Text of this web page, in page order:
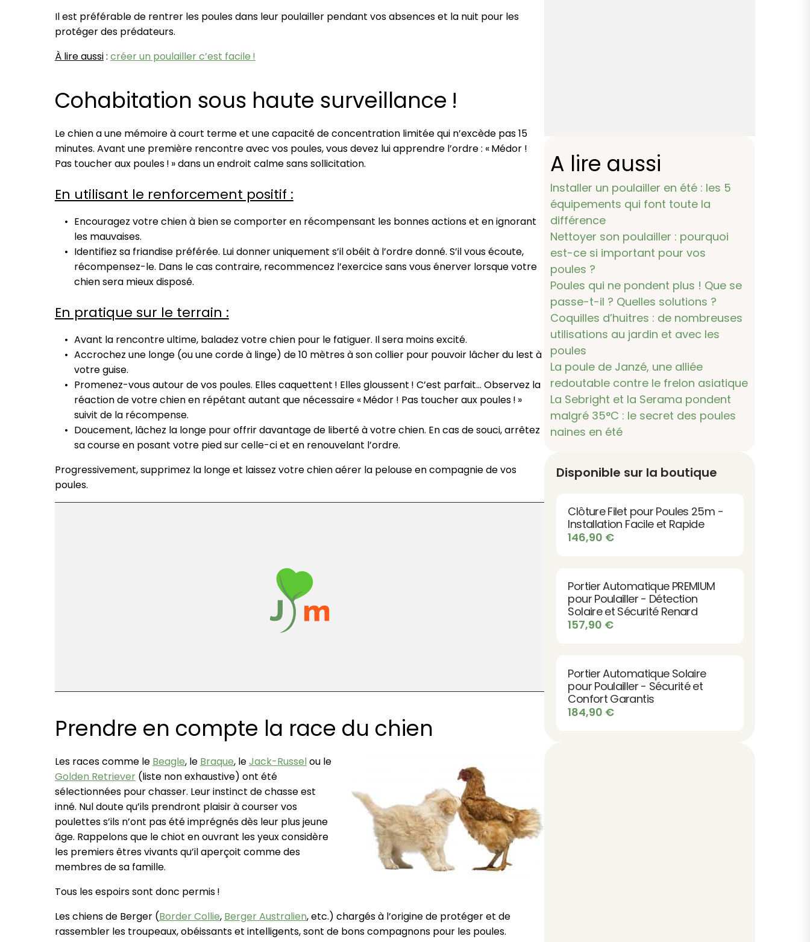
Il est préférable de rentrer les poules dans leur poulailler pendant vos absences et la nuit pour les
protéger des prédateurs.
À lire aussi: créer un poulailler c’est facile !
Cohabitation sous haute surveillance !
Le chien a une mémoire à court terme et une capacité de concentration limitée qui n’excède pas 15
minutes. Avant une première rencontre avec vos poules, vous devez lui apprendre l’ordre : « Médor !
Pas toucher aux poules ! » dans un endroit calme sans sollicitation.
En utilisant le renforcement positif :
Encouragez votre chien à bien se comporter en récompensant les bonnes actions et en ignorant
les mauvaises.
Identifiez sa friandise préférée. Lui donner uniquement s’il obéit à l’ordre donné. S’il vous écoute,
récompensez-le. Dans le cas contraire, recommencez l’exercice sans vous énerver lorsque votre
chien sera mieux disposé.
En pratique sur le terrain :
Avant la rencontre ultime, baladez votre chien pour le fatiguer. Il sera moins excité.
Accrochez une longe (ou une corde à linge) de 10 mètres à son collier pour pouvoir lâcher du lest à
votre guise.
Promenez-vous autour de vos poules. Elles caquettent ! Elles gloussent ! C’est parfait… Observez la
réaction de votre chien en répétant autant que nécessaire « Médor ! Pas toucher aux poules ! »
suivit de la récompense.
Doucement, lâchez la longe pour offrir davantage de liberté à votre chien. En cas de souci, arrêtez
sa course en posant votre pied sur celle-ci et en renouvelant l’ordre.
Progressivement, supprimez la longe et laissez votre chien aérer la pelouse en compagnie de vos
poules.
Prendre en compte la race du chien
Les races comme le Beagle, le Braque, leJack-Russelou le
Golden Retriever(liste non exhaustive) ont été
sélectionnées pour chasser. Leur instinct de chasse est
inné. Nul doute qu’ils prendront plaisir à courser vos
poulettes s’ils n’ont pas été imprégnés dès leur plus jeune
âge. Rappelons que le chiot en ouvrant les yeux considère
les premiers êtres vivants qu’il aperçoit comme des
membres de sa famille.
Tous les espoirs sont donc permis !
Les chiens de Berger (Border Collie, Berger Australien, etc.) chargés à l’origine de protéger et de
rassembler les troupeaux, obéissants et intelligents, sont de bons compagnons pour les poules.
A lire aussi
Installer un poulailler en été : les 5
équipements qui font toute la
différence
Nettoyer son poulailler : pourquoi
est-ce si important pour vos
poules ?
Poules qui ne pondent plus ! Que se
passe-t-il ? Quelles solutions ?
Coquilles d’huitres : de nombreuses
utilisations au jardin et avec les
poules
La poule de Janzé, une alliée
redoutable contre le frelon asiatique
La Sebright et la Serama pondent
malgré 35°C : le secret des poules
naines en été
Disponible sur la boutique
Clôture Filet pour Poules 25m -
Installation Facile et Rapide
146,90 €
Portier Automatique PREMIUM
pour Poulailler - Détection
Solaire et Sécurité Renard
157,90 €
Portier Automatique Solaire
pour Poulailler - Sécurité et
Confort Garantis
184,90 €